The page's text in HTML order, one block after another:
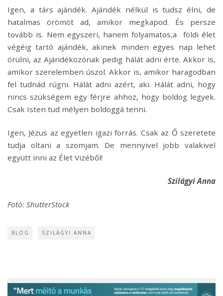
Igen, a társ ajándék. Ajándék nélkül is tudsz élni, de
hatalmas örömöt ad, amikor megkapod. És persze
tovább is. Nem egyszeri, hanem folyamatos,a földi élet
végéig tartó ajándék, akinek minden egyes nap lehet
örülni, az Ajándékozónak pedig hálát adni érte. Akkor is,
amikor szerelemben úszol. Akkor is, amikor haragodban
fel tudnád rúgni. Hálát adni azért, aki. Hálát adni, hogy
nincs szükségem egy férjre ahhoz, hogy boldog legyek.
Csak Isten tud mélyen boldoggá tenni.
Igen, Jézus az egyetlen igazi forrás. Csak az Ő szeretete
tudja oltani a szomjam. De mennyivel jobb valakivel
együtt inni az Élet Vizéből!
Szilágyi Anna
Fotó: ShutterStock
BLOG SZILÁGYI ANNA